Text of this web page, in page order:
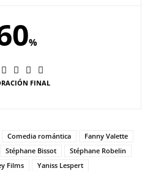
%
FINAL
Comedia romántica
Fanny Valette
Stéphane Bissot
Stéphane Robelin
Films Yaniss Lespert